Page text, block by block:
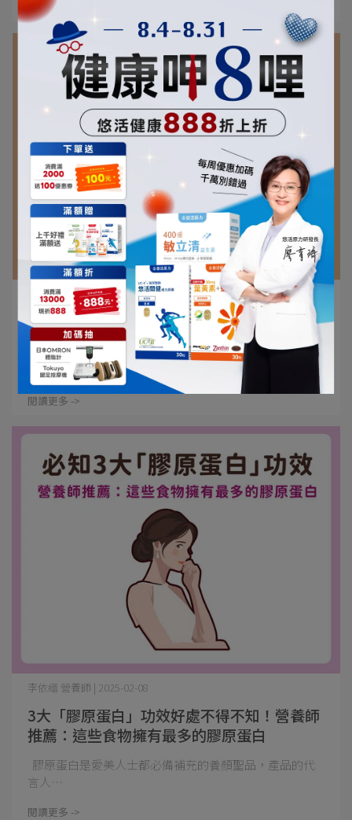
閱讀更多 ->
穀胱甘肽功效、副作用全解析，營養師告訴
你怎麼挑選！
廖育琦 研發長 | 2025-03-12
你認識穀胱甘肽嗎？市面上很多產品如膠原蛋白、⋯
閱讀更多 ->
3大「膠原蛋白」功效好處不得不知！營養師
推薦：這些食物擁有最多的膠原蛋白
李依縉 營養師 | 2025-02-08
膠原蛋白是愛美人士都必備補充的養顏聖品，產品的代
言人⋯
閱讀更多 ->